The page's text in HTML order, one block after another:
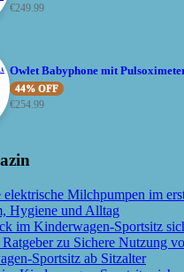
€249.99
Owlet Babyphone mit
44% OFF
€254.99
elektrische Milchpumpen im
Hygiene und Alltag